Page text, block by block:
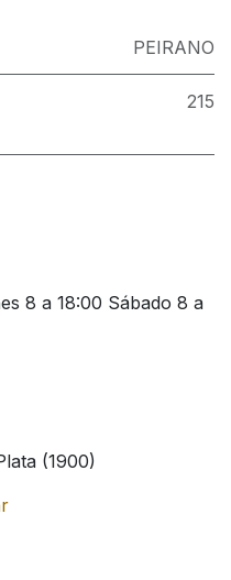
PEIRANO
215
8 a 18:00 Sábado 8 a
(1900)